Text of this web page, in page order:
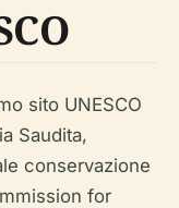
sito UNESCO
Saudita,
conservazione
for